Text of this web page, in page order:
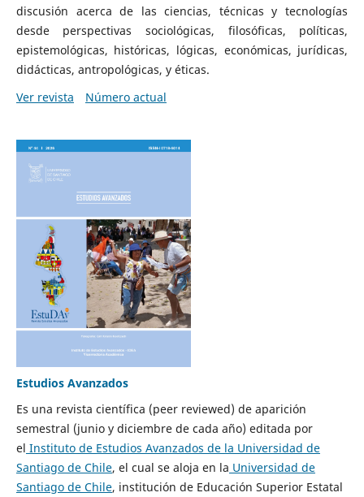
discusión acerca de las ciencias, técnicas y tecnologías
desde perspectivas sociológicas, filosóficas, políticas,
epistemológicas, históricas, lógicas, económicas, jurídicas,
didácticas, antropológicas, y éticas.
Ver revista
Número actual
Estudios Avanzados
Es una revista científica (peer reviewed) de aparición
semestral (junio y diciembre de cada año) editada por
el Instituto de Estudios Avanzados de la Universidad de
Santiago de Chile, el cual se aloja en la Universidad de
Santiago de Chile, institución de Educación Superior Estatal